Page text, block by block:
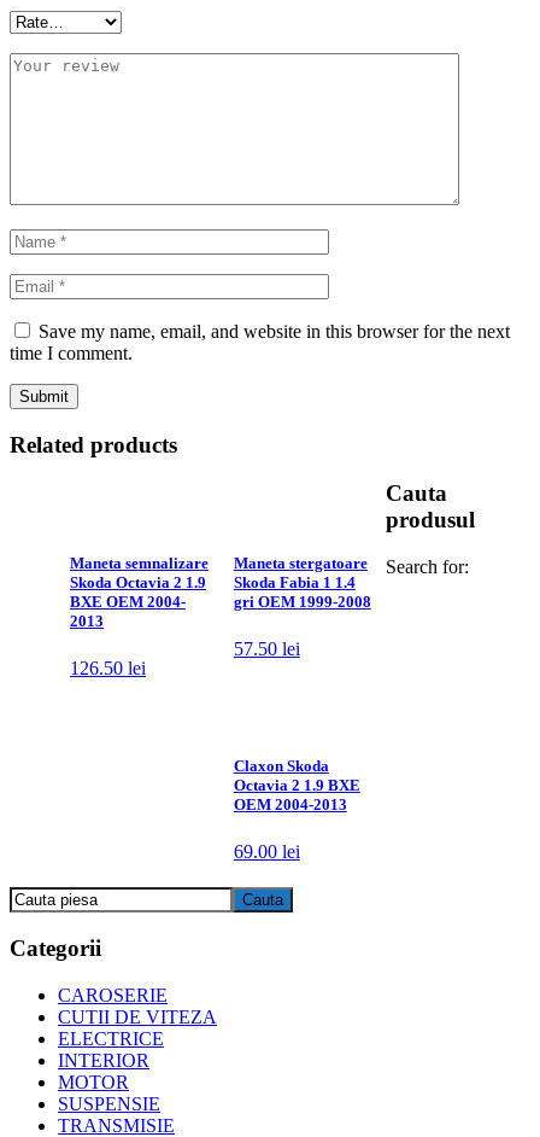
Save my name, email, and website in this browser for the next
time I comment.
Related products
Maneta semnalizare
Skoda Octavia 2 1.9
BXE OEM 2004-
2013
126.50 lei
Maneta stergatoare
Skoda Fabia 1 1.4
gri OEM 1999-2008
57.50 lei
Claxon Skoda
Octavia 2 1.9 BXE
OEM 2004-2013
69.00 lei
Cauta
produsul
Search for:
Categorii
CAROSERIE
CUTII DE VITEZA
ELECTRICE
INTERIOR
MOTOR
SUSPENSIE
TRANSMISIE